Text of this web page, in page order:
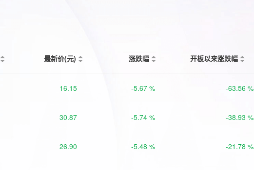
最新价(元) 涨跌幅 开板以来涨跌幅
16.15 -5.67 % -63.56 %
30.87 -5.74 % -38.93 %
26.90 -5.48 % -21.78 %